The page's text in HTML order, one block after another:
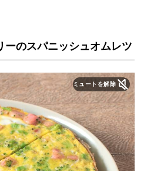
ーのスパニッシュオムレツ
ミュートを解除